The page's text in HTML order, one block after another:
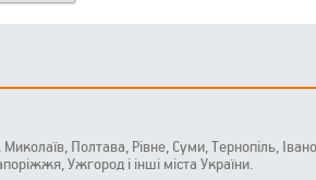
Миколаїв, Полтава, Рівне, Суми, Тернопіль,
Ужгород і інші міста України.